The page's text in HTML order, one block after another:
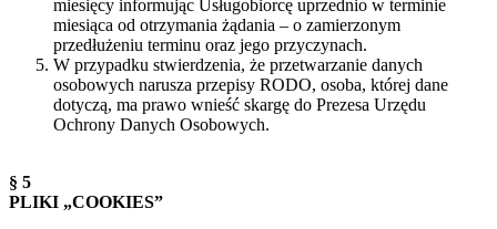
miesięcy informując Usługobiorcę uprzednio w terminie
miesiąca od otrzymania żądania – o zamierzonym
przedłużeniu terminu oraz jego przyczynach.
W przypadku stwierdzenia, że przetwarzanie danych
osobowych narusza przepisy RODO, osoba, której dane
dotyczą, ma prawo wnieść skargę do Prezesa Urzędu
Ochrony Danych Osobowych.
§ 5
PLIKI „COOKIES”